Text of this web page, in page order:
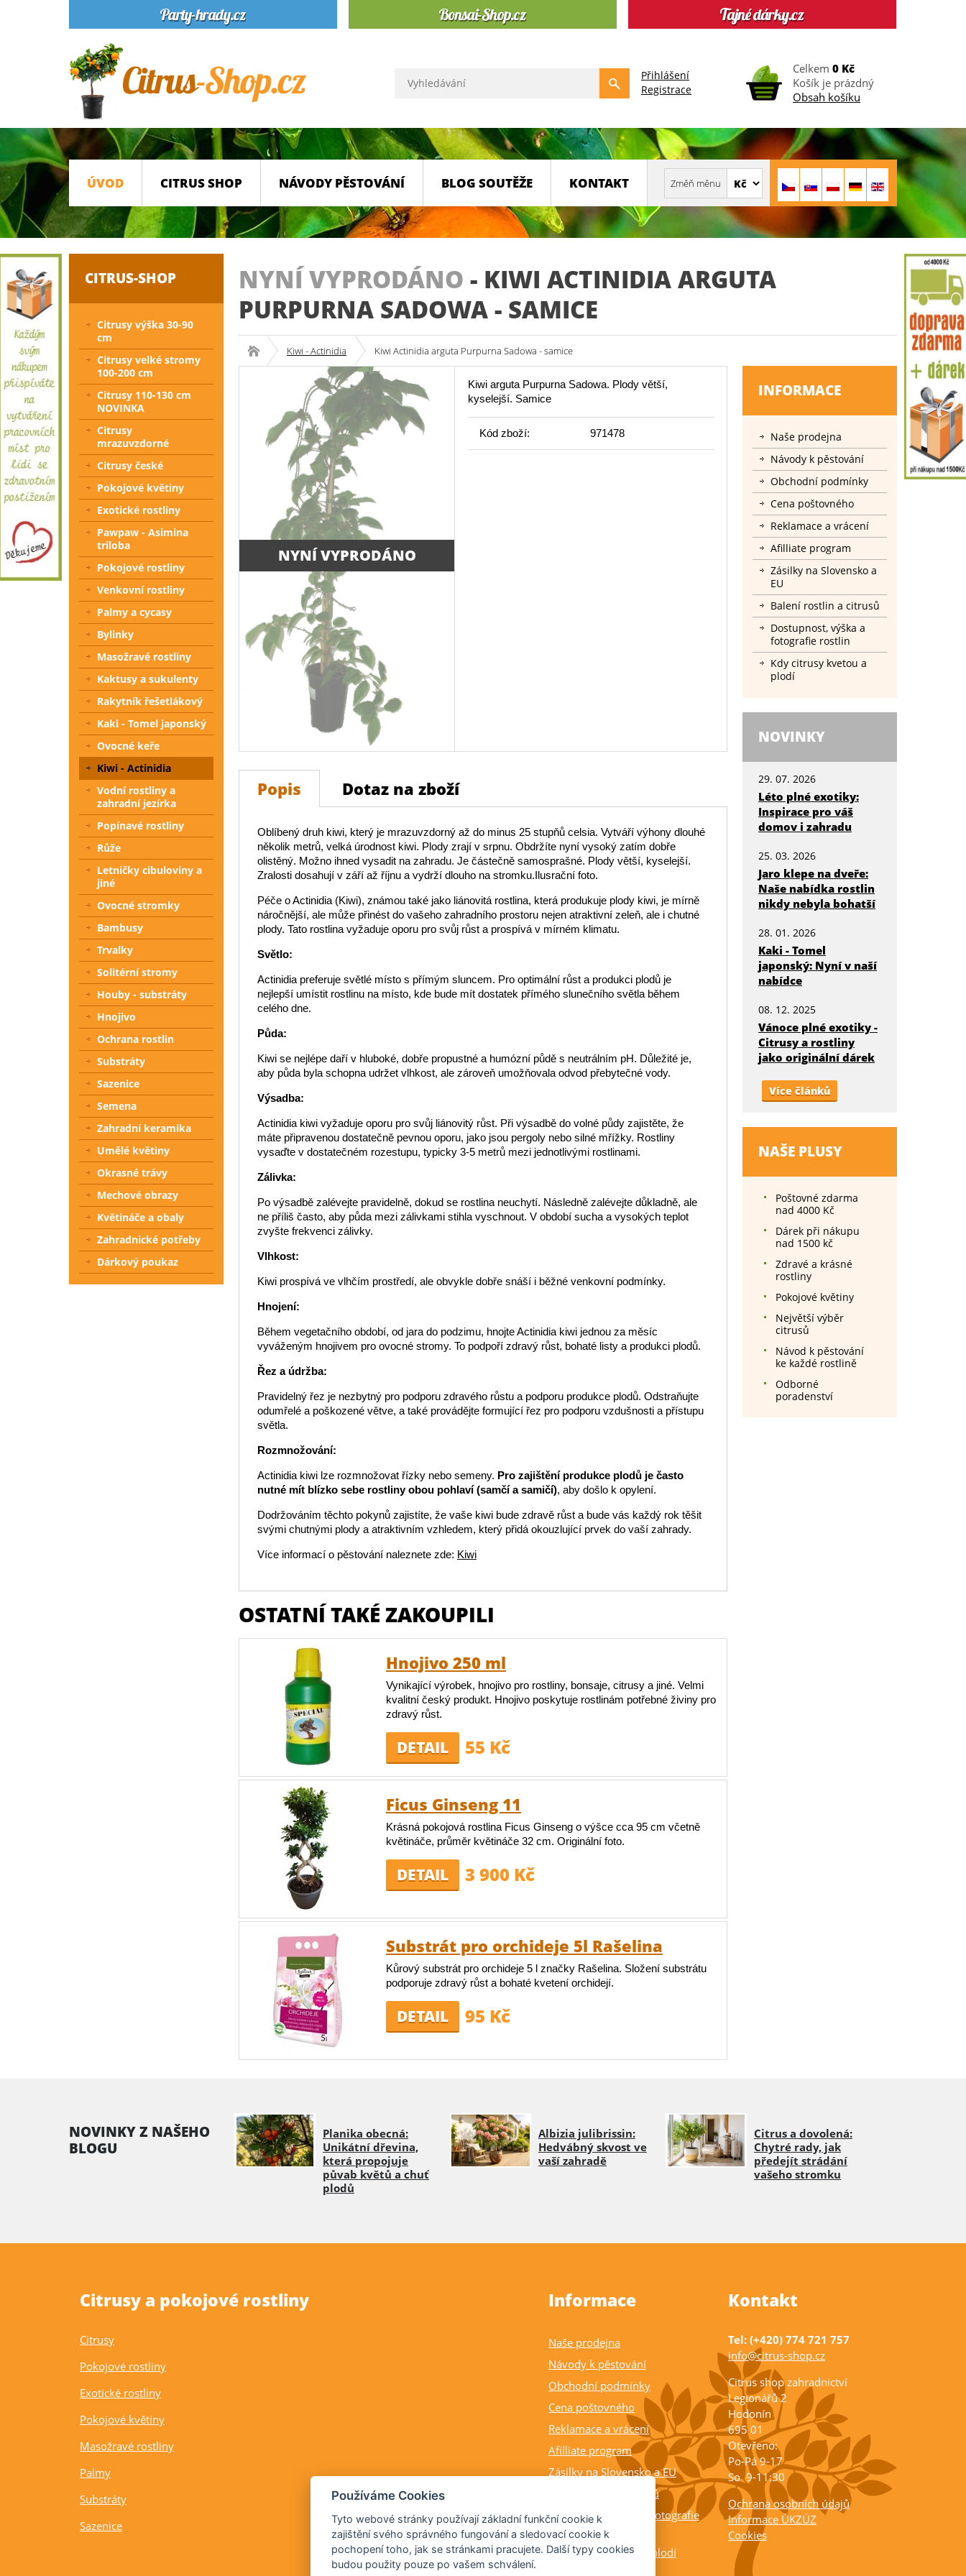
Přihlášení
Registrace
Celkem 0 Kč
Košík je prázdný
Obsah košíku
ÚVOD CITRUS SHOP NÁVODY PĚSTOVÁNÍ BLOG SOUTĚŽE KONTAKT
NYNÍ VYPRODÁNO - KIWI ACTINIDIA ARGUTA
PURPURNA SADOWA - SAMICE
Kiwi - Actinidia Kiwi Actinidia arguta Purpurna Sadowa - samice
NYNÍ VYPRODÁNO
Kiwi arguta Purpurna Sadowa. Plody větší,
kyselejší. Samice
Kód zboží: 971478
Popis Dotaz na zboží
Oblíbený druh kiwi, který je mrazuvzdorný až do minus 25 stupňů celsia. Vytváří výhony dlouhé
několik metrů, velká úrodnost kiwi. Plody zrají v srpnu. Obdržíte nyní vysoký zatím dobře
olistěný. Možno ihned vysadit na zahradu. Je částečně samosprašné. Plody větší, kyselejší.
Zralosti dosahují v září až říjnu a vydrží dlouho na stromku.Ilusrační foto.
Péče o Actinidia (Kiwi), známou také jako liánovitá rostlina, která produkuje plody kiwi, je mírně
náročnější, ale může přinést do vašeho zahradního prostoru nejen atraktivní zeleň, ale i chutné
plody. Tato rostlina vyžaduje oporu pro svůj růst a prospívá v mírném klimatu.
Světlo:
Actinidia preferuje světlé místo s přímým sluncem. Pro optimální růst a produkci plodů je
nejlepší umístit rostlinu na místo, kde bude mít dostatek přímého slunečního světla během
celého dne.
Půda:
Kiwi se nejlépe daří v hluboké, dobře propustné a humózní půdě s neutrálním pH. Důležité je,
aby půda byla schopna udržet vlhkost, ale zároveň umožňovala odvod přebytečné vody.
Výsadba:
Actinidia kiwi vyžaduje oporu pro svůj liánovitý růst. Při výsadbě do volné půdy zajistěte, že
máte připravenou dostatečně pevnou oporu, jako jsou pergoly nebo silné mřížky. Rostliny
vysaďte v dostatečném rozestupu, typicky 3-5 metrů mezi jednotlivými rostlinami.
Zálivka:
Po výsadbě zalévejte pravidelně, dokud se rostlina neuchytí. Následně zalévejte důkladně, ale
ne příliš často, aby půda mezi zálivkami stihla vyschnout. V období sucha a vysokých teplot
zvyšte frekvenci zálivky.
Vlhkost:
Kiwi prospívá ve vlhčím prostředí, ale obvykle dobře snáší i běžné venkovní podmínky.
Hnojení:
Během vegetačního období, od jara do podzimu, hnojte Actinidia kiwi jednou za měsíc
vyváženým hnojivem pro ovocné stromy. To podpoří zdravý růst, bohaté listy a produkci plodů.
Řez a údržba:
Pravidelný řez je nezbytný pro podporu zdravého růstu a podporu produkce plodů. Odstraňujte
odumřelé a poškozené větve, a také provádějte formující řez pro podporu vzdušnosti a přístupu
světla.
Rozmnožování:
Actinidia kiwi lze rozmnožovat řízky nebo semeny. Pro zajištění produkce plodů je často
nutné mít blízko sebe rostliny obou pohlaví (samčí a samičí), aby došlo k opylení.
Dodržováním těchto pokynů zajistíte, že vaše kiwi bude zdravě růst a bude vás každý rok těšit
svými chutnými plody a atraktivním vzhledem, který přidá okouzlující prvek do vaší zahrady.
Více informací o pěstování naleznete zde: Kiwi
OSTATNÍ TAKÉ ZAKOUPILI
Hnojivo 250 ml
Vynikající výrobek, hnojivo pro rostliny, bonsaje, citrusy a jiné. Velmi
kvalitní český produkt. Hnojivo poskytuje rostlinám potřebné živiny pro
zdravý růst.
DETAIL 55 Kč
Ficus Ginseng 11
Krásná pokojová rostlina Ficus Ginseng o výšce cca 95 cm včetně
květináče, průměr květináče 32 cm. Originální foto.
DETAIL 3 900 Kč
Substrát pro orchideje 5l Rašelina
Kůrový substrát pro orchideje 5 l značky Rašelina. Složení substrátu
podporuje zdravý růst a bohaté kvetení orchidejí.
DETAIL 95 Kč
INFORMACE
Naše prodejna
Návody k pěstování
Obchodní podmínky
Cena poštovného
Reklamace a vrácení
Afilliate program
Zásilky na Slovensko a
EU
Balení rostlin a citrusů
Dostupnost, výška a
fotografie rostlin
Kdy citrusy kvetou a
plodí
NOVINKY
29. 07. 2026
Léto plné exotiky:
Inspirace pro váš
domov i zahradu
25. 03. 2026
Jaro klepe na dveře:
Naše nabídka rostlin
nikdy nebyla bohatší
28. 01. 2026
Kaki - Tomel
japonský: Nyní v naší
nabídce
08. 12. 2025
Vánoce plné exotiky -
Citrusy a rostliny
jako originální dárek
Více článků
NAŠE PLUSY
Poštovné zdarma
nad 4000 Kč
Dárek při nákupu
nad 1500 kč
Zdravé a krásné
rostliny
Pokojové květiny
Největší výběr
citrusů
Návod k pěstování
ke každé rostlině
Odborné
poradenství
CITRUS-SHOP
Citrusy výška 30-90
cm
Citrusy velké stromy
100-200 cm
Citrusy 110-130 cm
NOVINKA
Citrusy
mrazuvzdorné
Citrusy české
Pokojové květiny
Exotické rostliny
Pawpaw - Asimina
triloba
Pokojové rostliny
Venkovní rostliny
Palmy a cycasy
Bylinky
Masožravé rostliny
Kaktusy a sukulenty
Rakytník řešetlákový
Kaki - Tomel japonský
Ovocné keře
Kiwi - Actinidia
Vodní rostliny a
zahradní jezírka
Popínavé rostliny
Růže
Letničky cibuloviny a
jiné
Ovocné stromky
Bambusy
Trvalky
Solitérní stromy
Houby - substráty
Hnojivo
Ochrana rostlin
Substráty
Sazenice
Semena
Zahradní keramika
Umělé květiny
Okrasné trávy
Mechové obrazy
Květináče a obaly
Zahradnické potřeby
Dárkový poukaz
NOVINKY Z NAŠEHO
BLOGU
Planika obecná:
Unikátní dřevina,
která propojuje
půvab květů a chuť
plodů
Albizia julibrissin:
Hedvábný skvost ve
vaší zahradě
Citrus a dovolená:
Chytré rady, jak
předejít strádání
vašeho stromku
Citrusy a pokojové rostliny
Citrusy
Pokojové rostliny
Exotické rostliny
Pokojové květiny
Masožravé rostliny
Palmy
Substráty
Sazenice
Informace
Naše prodejna
Návody k pěstování
Obchodní podmínky
Cena poštovného
Reklamace a vrácení
Afilliate program
Zásilky na Slovensko a EU
Balení rostlin a citrusů
Dostupnost, výška a fotografie
rostlin
Kdy citrusy kvetou a plodí
Kontakt
Tel: (+420) 774 721 757
info@citrus-shop.cz
Citrus shop zahradnictví
Legionářů 2
Hodonín
695 01
Otevřeno:
Po-Pá 9-17
So 9-11:30
Ochrana osobních údajů
Informace ÚKZÚZ
Cookies
Používáme Cookies
Tyto webové stránky používají základní funkční cookie k
zajištění svého správného fungování a sledovací cookie k
pochopení toho, jak se stránkami pracujete. Další typy cookies
budou použity pouze po vašem schválení.